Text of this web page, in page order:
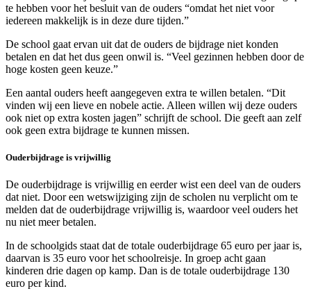
te hebben voor het besluit van de ouders “omdat het niet voor
iedereen makkelijk is in deze dure tijden.”
De school gaat ervan uit dat de ouders de bijdrage niet konden
betalen en dat het dus geen onwil is. “Veel gezinnen hebben door de
hoge kosten geen keuze.”
Een aantal ouders heeft aangegeven extra te willen betalen. “Dit
vinden wij een lieve en nobele actie. Alleen willen wij deze ouders
ook niet op extra kosten jagen” schrijft de school. Die geeft aan zelf
ook geen extra bijdrage te kunnen missen.
Ouderbijdrage is vrijwillig
De ouderbijdrage is vrijwillig en eerder wist een deel van de ouders
dat niet. Door een wetswijziging zijn de scholen nu verplicht om te
melden dat de ouderbijdrage vrijwillig is, waardoor veel ouders het
nu niet meer betalen.
In de schoolgids staat dat de totale ouderbijdrage 65 euro per jaar is,
daarvan is 35 euro voor het schoolreisje. In groep acht gaan
kinderen drie dagen op kamp. Dan is de totale ouderbijdrage 130
euro per kind.